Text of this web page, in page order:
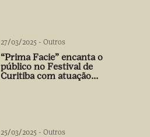
27/03/2025 - Outros
“Prima Facie” encanta o
público no Festival de
Curitiba com atuação
25/03/2025 - Outros